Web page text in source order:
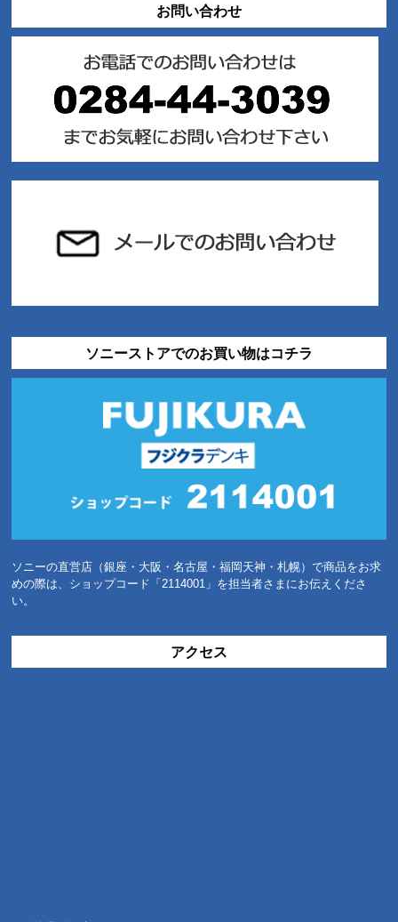
お問い合わせ
ソニーストアでのお買い物はコチラ
ソニーの直営店（銀座・大阪・名古屋・福岡天神・札幌）で商品をお求
めの際は、ショップコード「2114001」を担当者さまにお伝えくださ
い。
アクセス